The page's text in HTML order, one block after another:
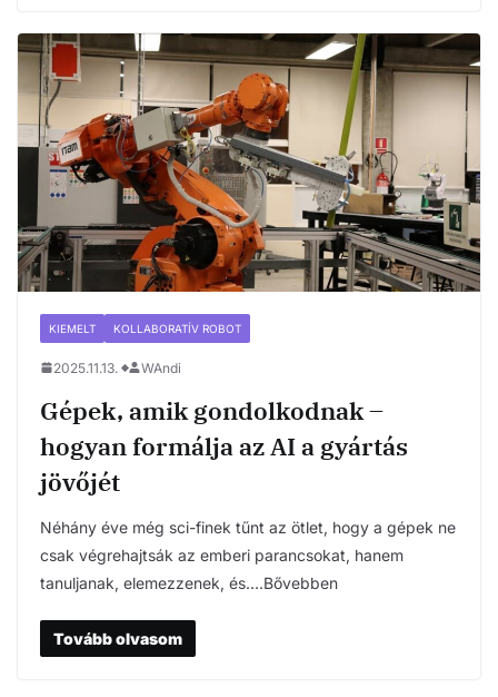
KIEMELT KOLLABORATÍV ROBOT
2025.11.13. WAndi
Gépek, amik gondolkodnak –
hogyan formálja az AI a gyártás
jövőjét
Néhány éve még sci-finek tűnt az ötlet, hogy a gépek ne
csak végrehajtsák az emberi parancsokat, hanem
tanuljanak, elemezzenek, és….Bővebben
Tovább olvasom